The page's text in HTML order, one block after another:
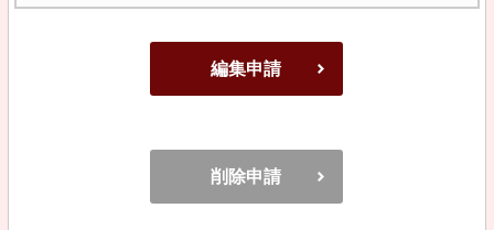
編集申請
削除申請